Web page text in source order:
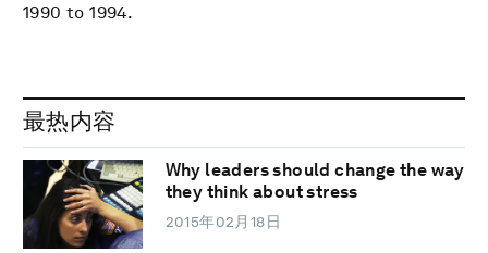
1990 to 1994.
最热内容
Why leaders should change the way
they think about stress
2015年02月18日